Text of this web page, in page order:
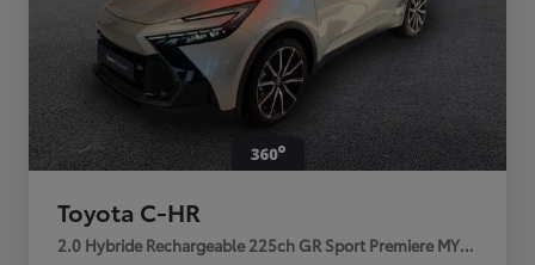
Toyota C-HR
2.0 Hybride Rechargeable 225ch GR Sport Premiere MY25